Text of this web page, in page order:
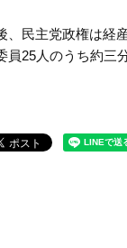
、民主党政権は経
員25人のうち約三